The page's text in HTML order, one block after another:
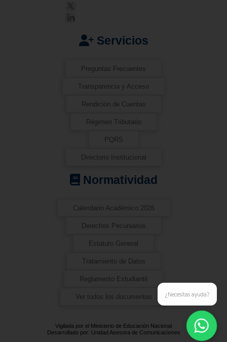
Servicios
Preguntas Frecuentes
Transparencia y Acceso
Rendición de Cuentas
Régimen Tributario
PQRS
Directorio Institucional
Normatividad
Calendario Académico 2026
Derechos Pecuniarios
Estatuto General
Tratamiento de Datos
Reglamento Estudiantil
Ver todos los documentos
Vigilada por el Ministerio de Educación Nacional
Desarrollado por: Unidad Asesora de Comunicaciones
¿Necesitas ayuda?